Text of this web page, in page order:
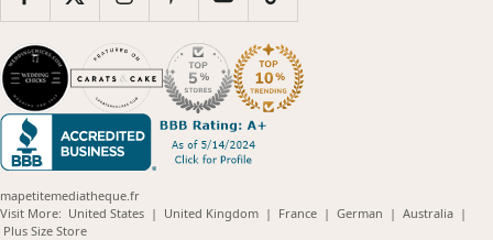
mapetitemediatheque.fr
Visit More: United States(opens
| United Kingdom(opens
| France(opens
| German (opens
| Australia(opens
|
Plus Size Store(opens